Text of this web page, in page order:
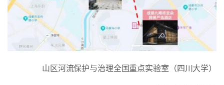
四川大学水利水电学院
山区河流保护与治理全国重点实验室（四川大学）